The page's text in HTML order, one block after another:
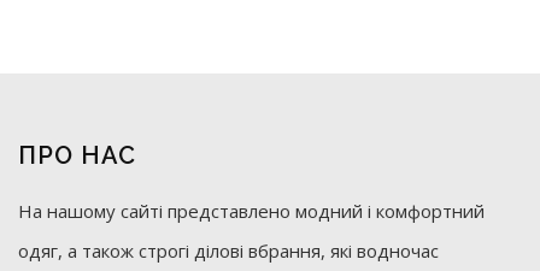
ПРО НАС
На нашому сайті представлено модний і комфортний
одяг, а також строгі ділові вбрання, які водночас